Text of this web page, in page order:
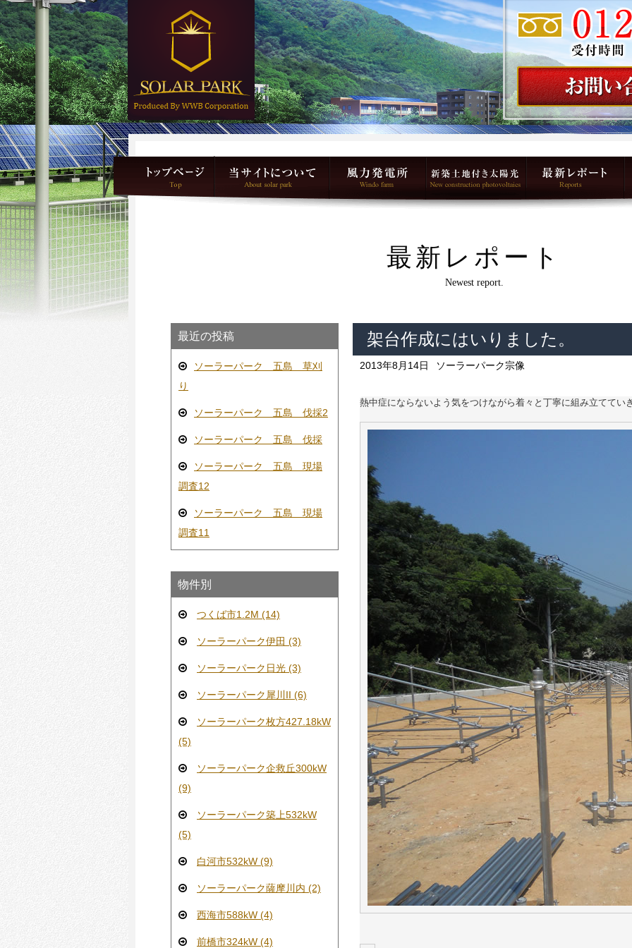
最新レポート
Newest report.
架台作成にはいりました。
2013年8月14日 ソーラーパーク宗像
熱中症にならないよう気をつけながら着々と丁寧に組み立ててい
最近の投稿
ソーラーパーク 五島 草刈
り
ソーラーパーク 五島 伐採2
ソーラーパーク 五島 伐採
ソーラーパーク 五島 現場
調査12
ソーラーパーク 五島 現場
調査11
物件別
つくば市1.2M (14)
ソーラーパーク伊田 (3)
ソーラーパーク日光 (3)
ソーラーパーク犀川II (6)
ソーラーパーク枚方427.18kW
(5)
ソーラーパーク企救丘300kW
(9)
ソーラーパーク築上532kW
(5)
白河市532kW (9)
ソーラーパーク薩摩川内 (2)
西海市588kW (4)
前橋市324kW (4)